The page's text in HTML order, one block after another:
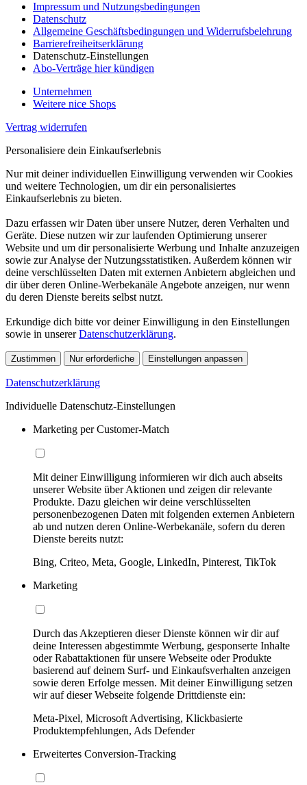
Impressum und Nutzungsbedingungen
Datenschutz
Allgemeine Geschäftsbedingungen und Widerrufsbelehrung
Barrierefreiheitserklärung
Datenschutz-Einstellungen
Abo-Verträge hier kündigen
Unternehmen
Weitere nice Shops
Vertrag widerrufen
Personalisiere dein Einkaufserlebnis
Nur mit deiner individuellen Einwilligung verwenden wir Cookies
und weitere Technologien, um dir ein personalisiertes
Einkaufserlebnis zu bieten.
Dazu erfassen wir Daten über unsere Nutzer, deren Verhalten und
Geräte. Diese nutzen wir zur laufenden Optimierung unserer
Website und um dir personalisierte Werbung und Inhalte anzuzeigen
sowie zur Analyse der Nutzungsstatistiken. Außerdem können wir
deine verschlüsselten Daten mit externen Anbietern abgleichen und
dir über deren Online-Werbekanäle Angebote anzeigen, nur wenn
du deren Dienste bereits selbst nutzt.
Erkundige dich bitte vor deiner Einwilligung in den Einstellungen
sowie in unsererDatenschutzerklärung.
Zustimmen Nur erforderliche Einstellungen anpassen
Datenschutzerklärung
Individuelle Datenschutz-Einstellungen
Marketing per Customer-Match
Mit deiner Einwilligung informieren wir dich auch abseits
unserer Website über Aktionen und zeigen dir relevante
Produkte. Dazu gleichen wir deine verschlüsselten
personenbezogenen Daten mit folgenden externen Anbietern
ab und nutzen deren Online-Werbekanäle, sofern du deren
Dienste bereits nutzt:
Bing, Criteo, Meta, Google, LinkedIn, Pinterest, TikTok
Marketing
Durch das Akzeptieren dieser Dienste können wir dir auf
deine Interessen abgestimmte Werbung, gesponserte Inhalte
oder Rabattaktionen für unsere Webseite oder Produkte
basierend auf deinem Surf- und Einkaufsverhalten anzeigen
sowie deren Erfolge messen. Mit deiner Einwilligung setzen
wir auf dieser Webseite folgende Drittdienste ein:
Meta-Pixel, Microsoft Advertising, Klickbasierte
Produktempfehlungen, Ads Defender
Erweitertes Conversion-Tracking